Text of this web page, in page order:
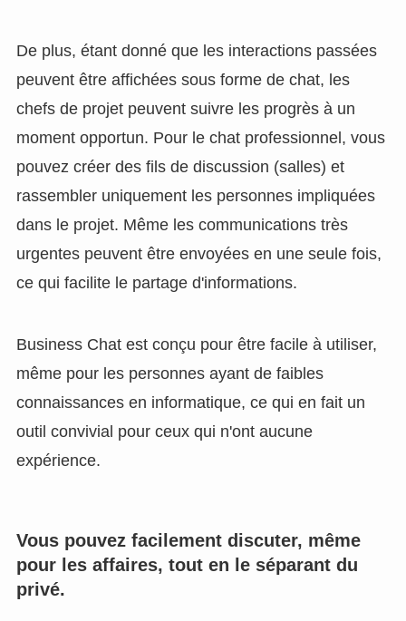
De plus, étant donné que les interactions passées
peuvent être affichées sous forme de chat, les
chefs de projet peuvent suivre les progrès à un
moment opportun. Pour le chat professionnel, vous
pouvez créer des fils de discussion (salles) et
rassembler uniquement les personnes impliquées
dans le projet. Même les communications très
urgentes peuvent être envoyées en une seule fois,
ce qui facilite le partage d'informations.
Business Chat est conçu pour être facile à utiliser,
même pour les personnes ayant de faibles
connaissances en informatique, ce qui en fait un
outil convivial pour ceux qui n'ont aucune
expérience.
Vous pouvez facilement discuter, même
pour les affaires, tout en le séparant du
privé.